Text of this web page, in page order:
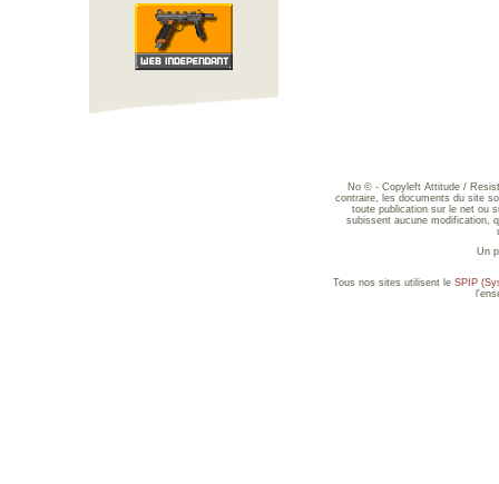
No © - Copyleft Attitude /
contraire, les documents du site
toute publication sur le net ou
subissent aucune modification,
Un
Tous nos sites utilisent le SPIP